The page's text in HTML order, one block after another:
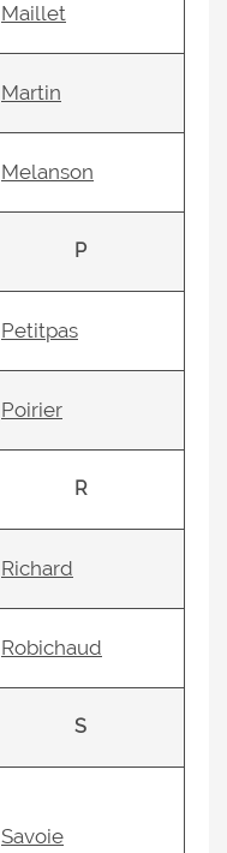
Maillet
Martin
Melanson
P
Petitpas
Poirier
R
Richard
Robichaud
S
Savoie